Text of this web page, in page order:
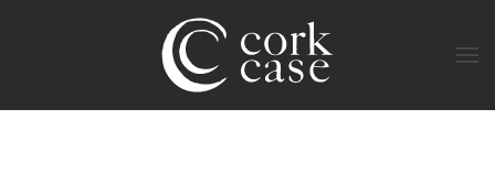
Zum Hauptinhalt springen